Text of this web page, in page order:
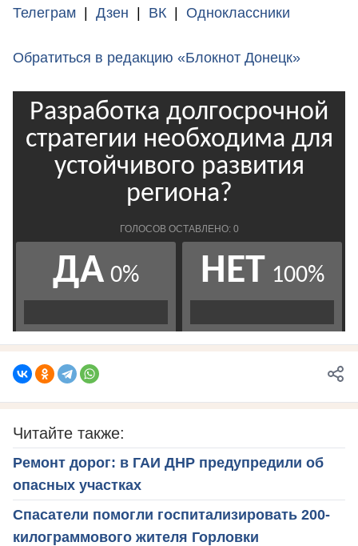
Телеграм | Дзен | ВК | Одноклассники
Обратиться в редакцию «Блокнот Донецк»
Читайте также:
Ремонт дорог: в ГАИ ДНР предупредили об
опасных участках
Спасатели помогли госпитализировать 200-
килограммового жителя Горловки